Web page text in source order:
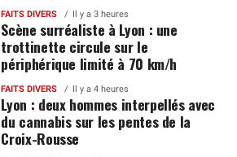
FAITS DIVERS Il y a 3 heures
Scène surréaliste à Lyon : une
trottinette circule sur le
périphérique limité à 70 km/h
FAITS DIVERS Il y a 4 heures
Lyon : deux hommes interpellés avec
du cannabis sur les pentes de la
Croix-Rousse